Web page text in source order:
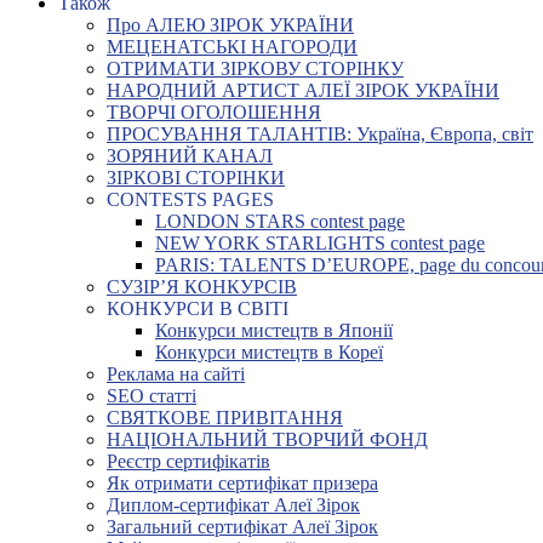
Про АЛЕЮ ЗІРОК УКРАЇНИ
МЕЦЕНАТСЬКІ НАГОРОДИ
ОТРИМАТИ ЗІРКОВУ СТОРІНКУ
НАРОДНИЙ АРТИСТ АЛЕЇ ЗІРОК УКРАЇНИ
ТВОРЧІ ОГОЛОШЕННЯ
ПРОСУВАННЯ ТАЛАНТІВ: Україна, Європа, світ
ЗОРЯНИЙ КАНАЛ
ЗІРКОВІ СТОРІНКИ
CONTESTS PAGES
LONDON STARS contest page
NEW YORK STARLIGHTS contest page
PARIS: TALENTS D’EUROPE, page du
СУЗІР’Я КОНКУРСІВ
КОНКУРСИ В СВІТІ
Конкурси мистецтв в Японії
Конкурси мистецтв в Кореї
Реклама на сайті
SEO статті
СВЯТКОВЕ ПРИВІТАННЯ
НАЦІОНАЛЬНИЙ ТВОРЧИЙ ФОНД
Реєстр сертифікатів
Як отримати сертифікат призера
Диплом-сертифікат Алеї Зірок
Загальний сертифікат Алеї Зірок